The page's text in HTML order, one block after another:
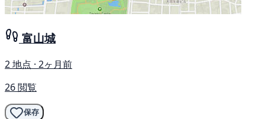
富山城
2 地点 · 2ヶ月前
26 閲覧
保存